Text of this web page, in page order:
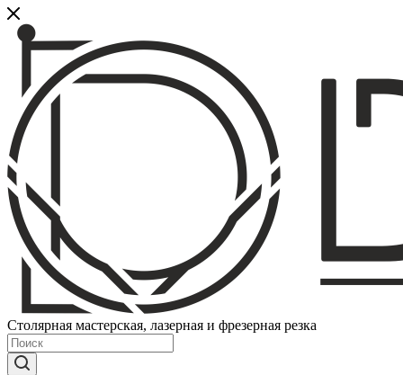
Столярная мастерская, лазерная и фрезерная резка